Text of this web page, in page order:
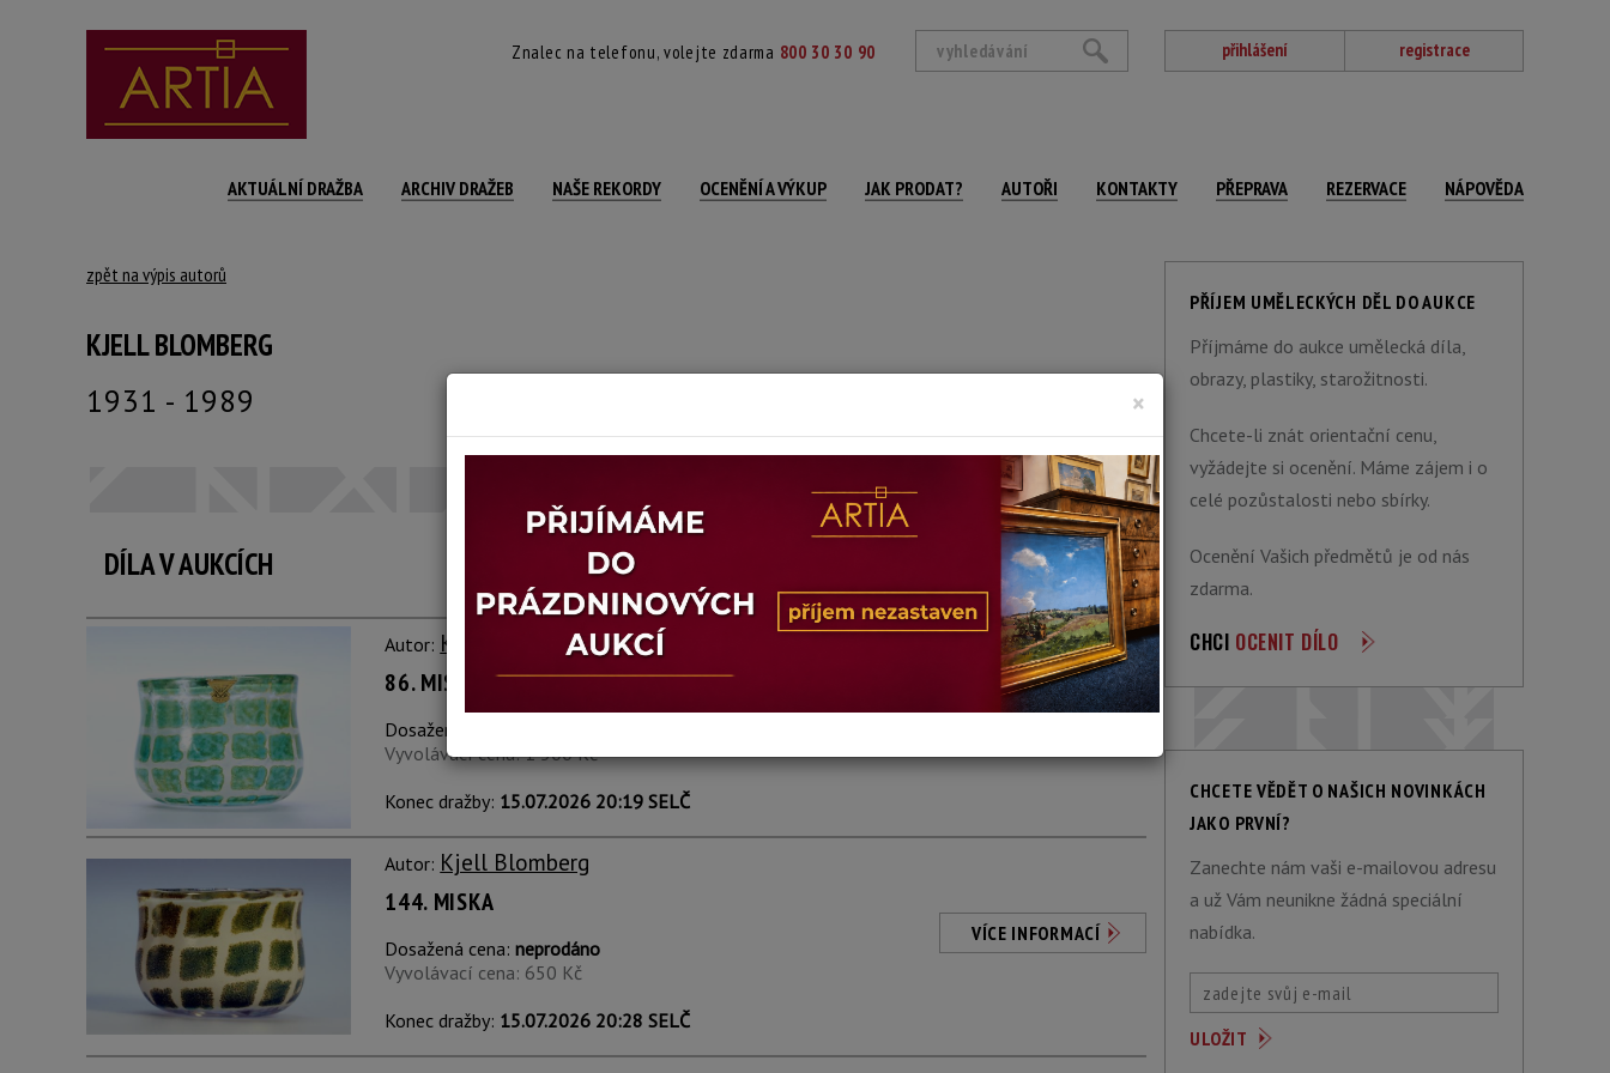
Znalec na telefonu, volejte zdarma 800 30 30 90 přihlášení registrace
AKTUÁLNÍ DRAŽBA ARCHIV DRAŽEB NAŠE REKORDY OCENĚNÍ A VÝKUP JAK PRODAT? AUTOŘI KONTAKTY PŘEPRAVA REZERVACE NÁPOVĚDA
zpět na výpis autorů
KJELL BLOMBERG
1931 - 1989
DÍLA V AUKCÍCH
Autor: Kjell Blomberg
86. MISKA
Dosažená cena:
Vyvolávací cena: 1 500 Kč
Konec dražby: 15.07.2026 20:19 SELČ
VÍCE INFORMACÍ
Autor: Kjell Blomberg
144. MISKA
Dosažená cena:neprodáno
Vyvolávací cena: 650 Kč
Konec dražby: 15.07.2026 20:28 SELČ
VÍCE INFORMACÍ
PŘÍJEM UMĚLECKÝCH DĚL DO AUKCE
Příjmáme do aukce umělecká díla,
obrazy, plastiky, starožitnosti.
Chcete-li znát orientační cenu,
vyžádejte si ocenění. Máme zájem i o
celé pozůstalosti nebo sbírky.
Ocenění Vašich předmětů je od nás
zdarma.
CHCI OCENIT DÍLO
CHCETE VĚDĚT O NAŠICH NOVINKÁCH
JAKO PRVNÍ?
Zanechte nám vaši e-mailovou adresu
a už Vám neunikne žádná speciální
nabídka.
×